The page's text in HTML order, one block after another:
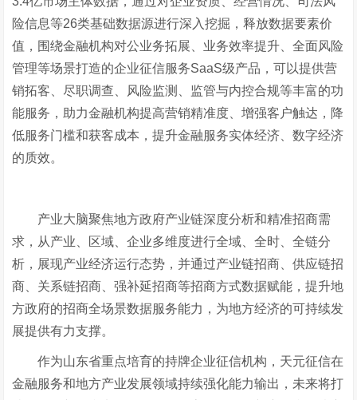
险信息等26类基础数据源进行深入挖掘，释放数据要素价
值，围绕金融机构对公业务拓展、业务效率提升、全面风险
管理等场景打造的企业征信服务SaaS级产品，可以提供营
销拓客、尽职调查、风险监测、监管与内控合规等丰富的功
能服务，助力金融机构提高营销精准度、增强客户触达，降
低服务门槛和获客成本，提升金融服务实体经济、数字经济
的质效。
产业大脑聚焦地方政府产业链深度分析和精准招商需
求，从产业、区域、企业多维度进行全域、全时、全链分
析，展现产业经济运行态势，并通过产业链招商、供应链招
商、关系链招商、强补延招商等招商方式数据赋能，提升地
方政府的招商全场景数据服务能力，为地方经济的可持续发
展提供有力支撑。
作为山东省重点培育的持牌企业征信机构，天元征信在
金融服务和地方产业发展领域持续强化能力输出，未来将打